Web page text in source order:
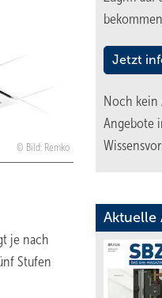
Bild: Remko
je nach
Stufen
Jetzt
Noch kein
Angebote
Aktuelle